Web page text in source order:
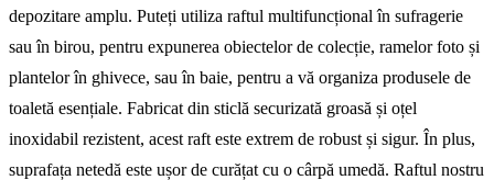
depozitare amplu. Puteți utiliza raftul multifuncțional în sufragerie
sau în birou, pentru expunerea obiectelor de colecție, ramelor foto și
plantelor în ghivece, sau în baie, pentru a vă organiza produsele de
toaletă esențiale. Fabricat din sticlă securizată groasă și oțel
inoxidabil rezistent, acest raft este extrem de robust și sigur. În plus,
suprafața netedă este ușor de curățat cu o cârpă umedă. Raftul nostru